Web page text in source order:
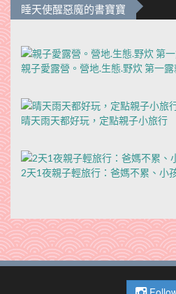
睡天使醒惡魔的書寶寶
親子愛露營。營地.生態.野炊 第一露
晴天雨天都好玩，定點親子小旅行
2天1夜親子輕旅行：爸媽不累、小